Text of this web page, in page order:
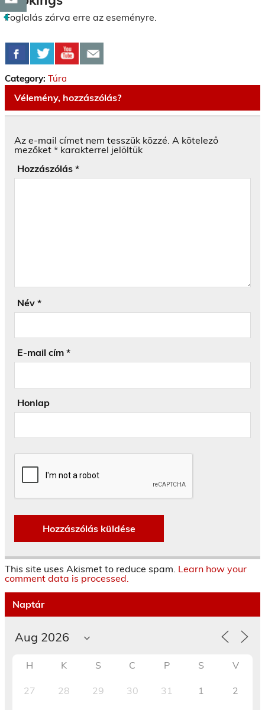
Foglalás zárva erre az eseményre.
Category: Túra
Vélemény, hozzászólás?
Az e-mail címet nem tesszük közzé. A kötelező
mezőket * karakterrel jelöltük
Hozzászólás *
Név *
E-mail cím *
Honlap
This site uses Akismet to reduce spam. Learn how your
comment data is processed.
Naptár
H K S C P S V
27 28 29 30 31 1 2